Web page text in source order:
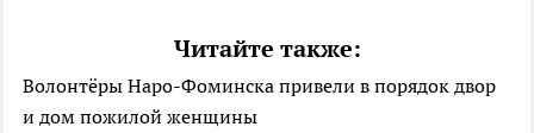
Читайте также:
Волонтёры Наро-Фоминска привели в порядок двор
и дом пожилой женщины